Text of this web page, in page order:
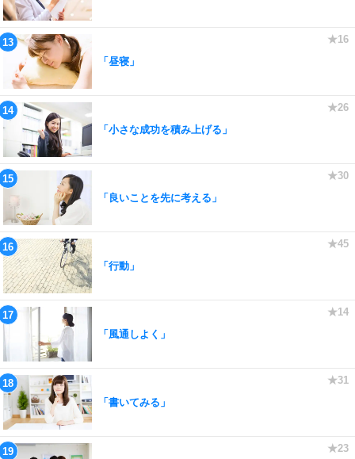
「昼寝」
「小さな成功を積み上げる」
「良いことを先に考える」
「行動」
「風通しよく」
「書いてみる」